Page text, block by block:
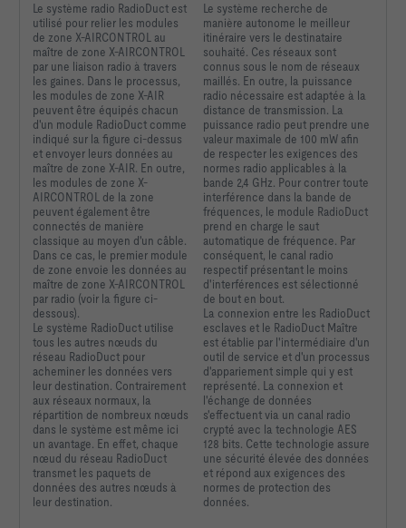
Le système radio RadioDuct est
utilisé pour relier les modules
de zone X-AIRCONTROL au
maître de zone X-AIRCONTROL
par une liaison radio à travers
les gaines. Dans le processus,
les modules de zone X-AIR
peuvent être équipés chacun
d'un module RadioDuct comme
indiqué sur la figure ci-dessus
et envoyer leurs données au
maître de zone X-AIR. En outre,
les modules de zone X-
AIRCONTROL de la zone
peuvent également être
connectés de manière
classique au moyen d'un câble.
Dans ce cas, le premier module
de zone envoie les données au
maître de zone X-AIRCONTROL
par radio (voir la figure ci-
dessous).
Le système RadioDuct utilise
tous les autres nœuds du
réseau RadioDuct pour
acheminer les données vers
leur destination. Contrairement
aux réseaux normaux, la
répartition de nombreux nœuds
dans le système est même ici
un avantage. En effet, chaque
nœud du réseau RadioDuct
transmet les paquets de
données des autres nœuds à
leur destination.
Le système recherche de
manière autonome le meilleur
itinéraire vers le destinataire
souhaité. Ces réseaux sont
connus sous le nom de réseaux
maillés. En outre, la puissance
radio nécessaire est adaptée à la
distance de transmission. La
puissance radio peut prendre une
valeur maximale de 100 mW afin
de respecter les exigences des
normes radio applicables à la
bande 2,4 GHz. Pour contrer toute
interférence dans la bande de
fréquences, le module RadioDuct
prend en charge le saut
automatique de fréquence. Par
conséquent, le canal radio
respectif présentant le moins
d'interférences est sélectionné
de bout en bout.
La connexion entre les RadioDuct
esclaves et le RadioDuct Maître
est établie par l'intermédiaire d'un
outil de service et d'un processus
d'appariement simple qui y est
représenté. La connexion et
l'échange de données
s'effectuent via un canal radio
crypté avec la technologie AES
128 bits. Cette technologie assure
une sécurité élevée des données
et répond aux exigences des
normes de protection des
données.